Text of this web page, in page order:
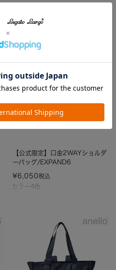
カラー4色
【公式限定】口金2WAYショルダ
ーバッグ/EXPAND6
¥6,050税込